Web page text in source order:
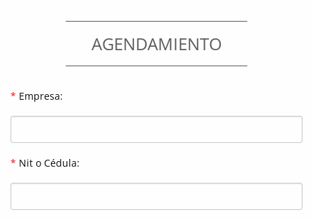
AGENDAMIENTO
* Empresa:
* Nit o Cédula: